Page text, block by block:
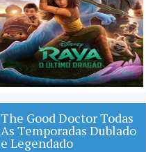
The Good Doctor Todas
As Temporadas Dublado
e Legendado